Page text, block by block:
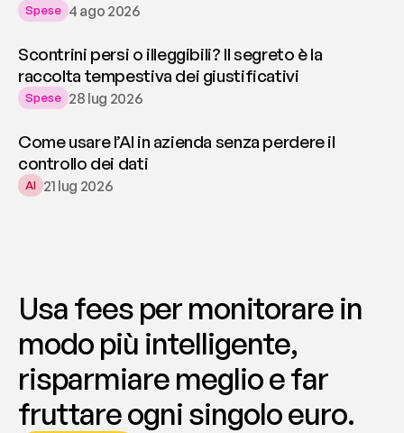
Spese 4 ago 2026
Scontrini persi o illeggibili? Il segreto è la
raccolta tempestiva dei giustificativi
Spese 28 lug 2026
Come usare l’AI in azienda senza perdere il
controllo dei dati
AI 21 lug 2026
Usa fees per monitorare in
modo più intelligente,
risparmiare meglio e far
fruttare ogni singolo euro.